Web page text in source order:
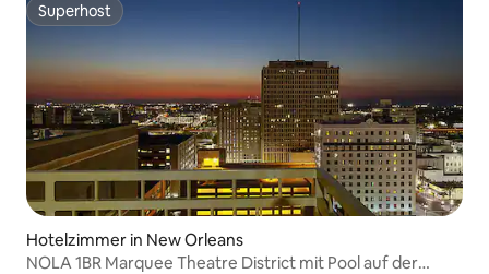
Superhost
Superhost
Hotelzimmer in New Orleans
NOLA 1BR Marquee Theatre District mit Pool auf der